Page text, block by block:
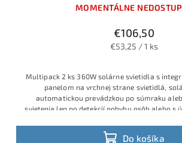
MOMENTÁLNE
€106,50
€53,25 / 1 ks
Do košíka
Multipack 2 ks 360W solárne svietidla s
panelom na vrchnej strane svietidlá,
automatickou prevádzkou po súmraku
svietenia len po detekcií pohybu osôb alebo s